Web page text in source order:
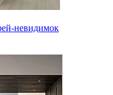
невидимок